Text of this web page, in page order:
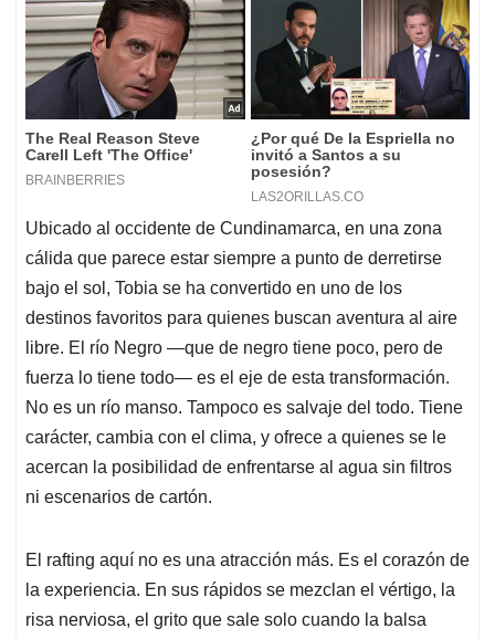
Ubicado al occidente de Cundinamarca, en una zona
cálida que parece estar siempre a punto de derretirse
bajo el sol, Tobia se ha convertido en uno de los
destinos favoritos para quienes buscan aventura al aire
libre. El río Negro —que de negro tiene poco, pero de
fuerza lo tiene todo— es el eje de esta transformación.
No es un río manso. Tampoco es salvaje del todo. Tiene
carácter, cambia con el clima, y ofrece a quienes se le
acercan la posibilidad de enfrentarse al agua sin filtros
ni escenarios de cartón.
El rafting aquí no es una atracción más. Es el corazón de
la experiencia. En sus rápidos se mezclan el vértigo, la
risa nerviosa, el grito que sale solo cuando la balsa